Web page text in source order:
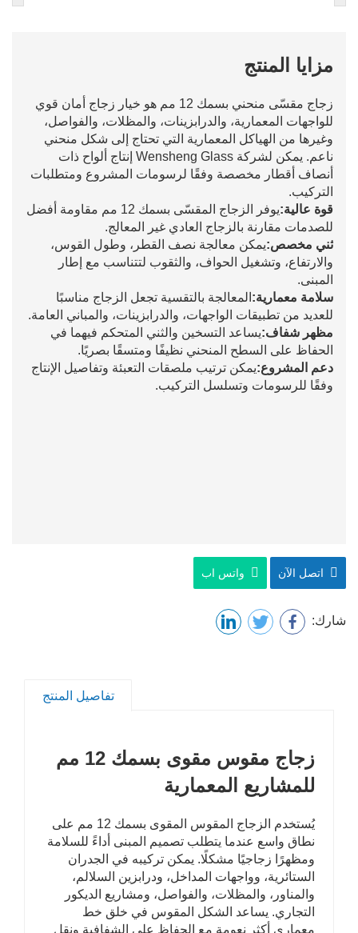
مزايا المنتج
زجاج مقسّى منحني بسمك 12 مم هو خيار زجاج أمان قوي
للواجهات المعمارية، والدرابزينات، والمظلات، والفواصل،
وغيرها من الهياكل المعمارية التي تحتاج إلى شكل منحني
ناعم. يمكن لشركة Wensheng Glass إنتاج ألواح ذات
أنصاف أقطار مخصصة وفقًا لرسومات المشروع ومتطلبات
التركيب.
قوة عالية:
يوفر الزجاج المقسّى بسمك 12 مم مقاومة أفضل
للصدمات مقارنة بالزجاج العادي غير المعالج.
ثني مخصص:يمكن معالجة نصف القطر، وطول القوس،
والارتفاع، وتشغيل الحواف، والثقوب لتتناسب مع إطار
المبنى.
سلامة معمارية: المعالجة بالتقسية تجعل الزجاج مناسبًا
للعديد من تطبيقات الواجهات، والدرابزينات، والمباني العامة.
مظهر شفاف:يساعد التسخين والثني المتحكم فيهما في
الحفاظ على السطح المنحني نظيفًا ومتسقًا بصريًا.
دعم المشروع:يمكن ترتيب ملصقات التعبئة وتفاصيل الإنتاج
وفقًا للرسومات وتسلسل التركيب.
اتصل الآن واتس اب
شارك:
تفاصيل المنتج
زجاج مقوس مقوى بسمك 12 مم
للمشاريع المعمارية
يُستخدم الزجاج المقوس المقوى بسمك 12 مم على
نطاق واسع عندما يتطلب تصميم المبنى أداءً للسلامة
ومظهرًا زجاجيًا مشكلًا. يمكن تركيبه في الجدران
الستائرية، وواجهات المداخل، ودرابزين السلالم،
والمناور، والمظلات، والفواصل، ومشاريع الديكور
التجاري. يساعد الشكل المقوس في خلق خط
معماري أكثر نعومة مع الحفاظ على الشفافية ونقل